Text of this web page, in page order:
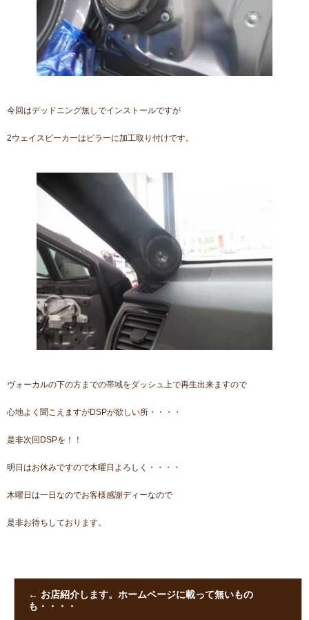
今回はデッドニング無しでインストールですが
2ウェイスピーカーはピラーに加工取り付けです。
ヴォーカルの下の方までの帯域をダッシュ上で再生出来ますので
心地よく聞こえますがDSPが欲しい所・・・・
是非次回DSPを！！
明日はお休みですので木曜日よろしく・・・・
木曜日は一日なのでお客様感謝ディーなので
是非お待ちしております。
← お店紹介します。ホームページに載って無いもの
も・・・・